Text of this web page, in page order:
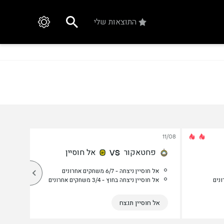
התוצאות שלי
11/08
פחטאקור VS אל חוסיין
אל חוסיין ניצחה - 6/7 משחקים אחרונים
אל חוסיין ניצחה בחוץ - 3/4 משחקים אחרונים
אל חוסיין תנצח